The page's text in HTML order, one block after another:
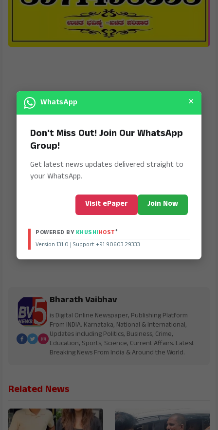
Bharath Vaibhav
is Digital Online Newspaper, Publishing Platform
From INDIA. Karnataka, National & International,
Updates including Politics, Business, Crime,
Education, Sports, Science, Current Affairs. Latest
Breaking News From India & Around the World.
Related News
WhatsApp ×
Don't Miss Out! Join Our WhatsApp
Group!
Get latest news updates delivered straight to
your WhatsApp.
Visit ePaper Join Now
POWERED BY KHUSHIHOST®
Version 131.0 | Support +91 90603 29333